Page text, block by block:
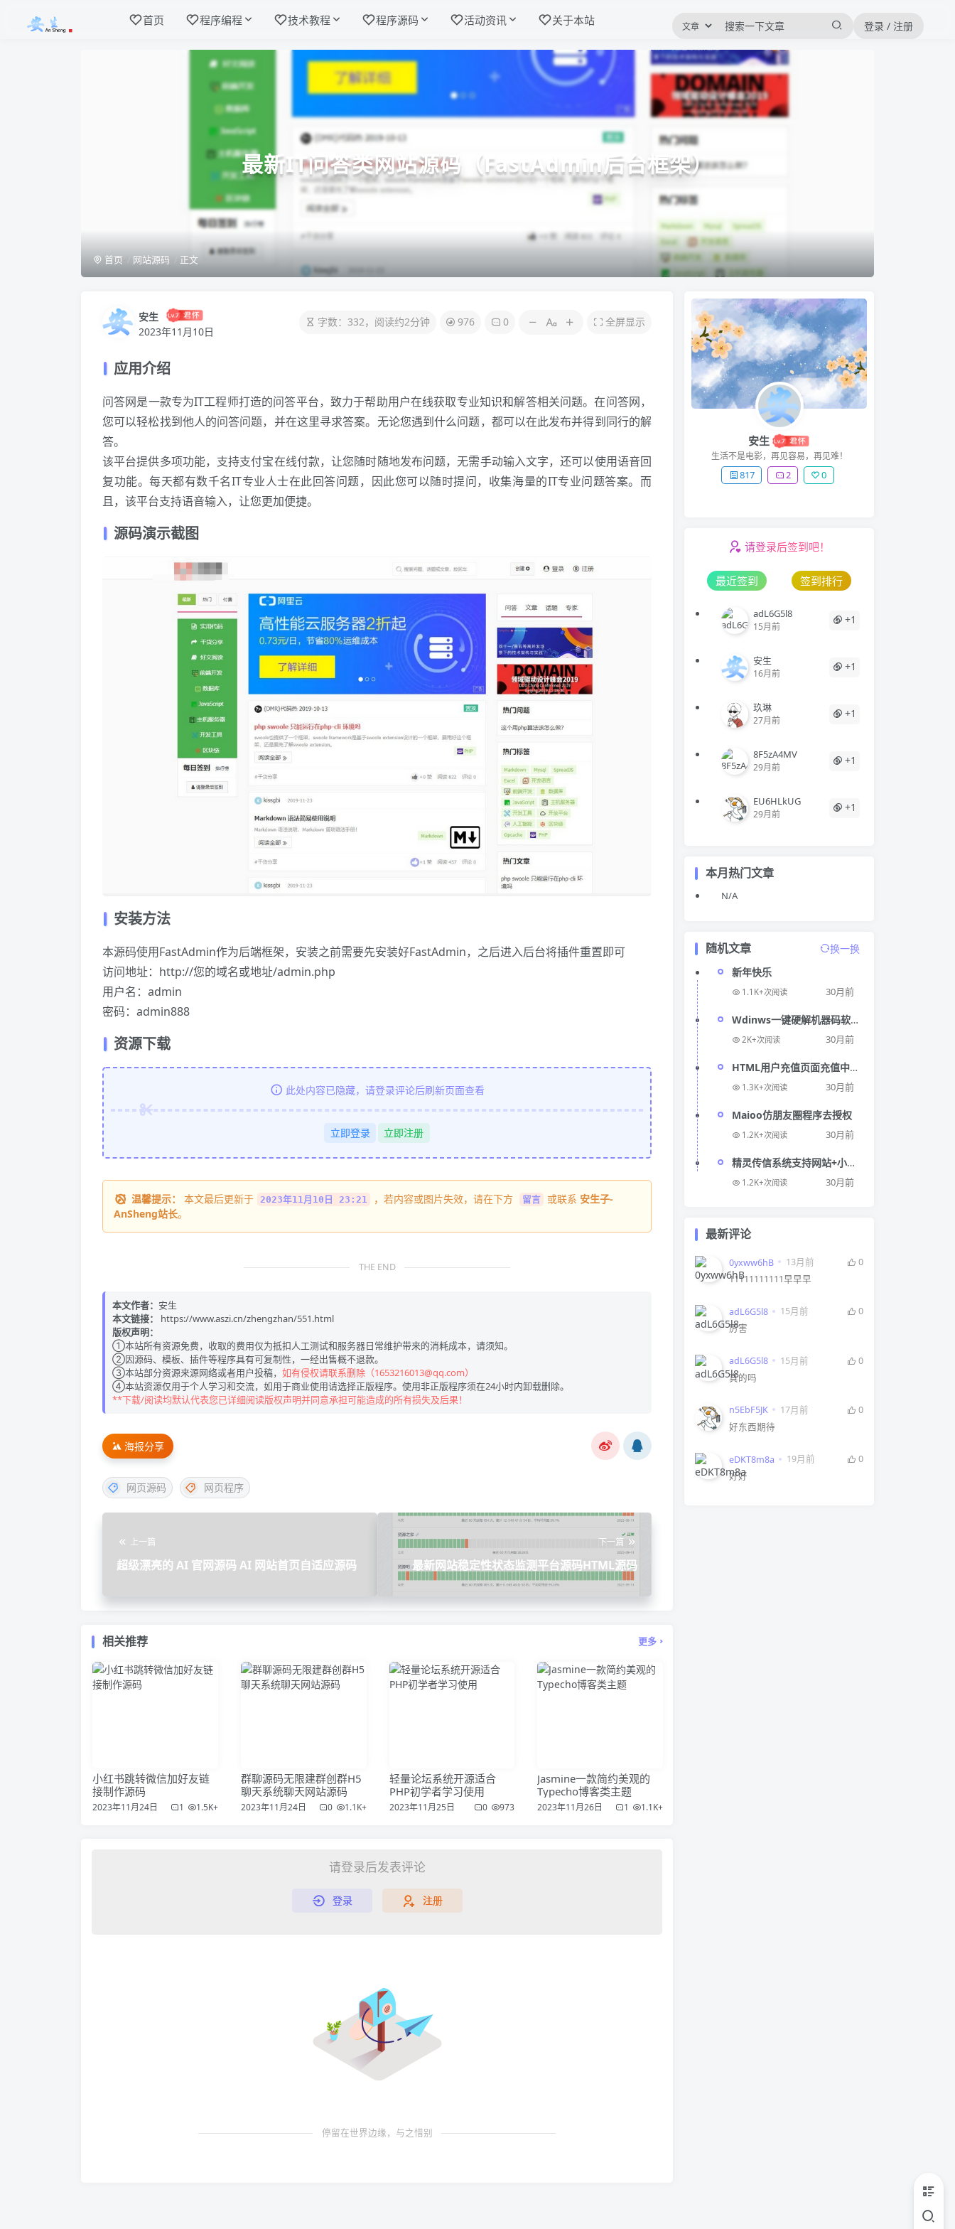
首页 程序编程 技术教程 程序源码 活动资讯 关于本站 登录 / 注册
最新IT问答类网站源码（FastAdmin后台框架）
首页 网站源码 正文
安生
2023年11月10日
字数：332，阅读约2分钟 976 0 全屏显示
应用介绍
问答网是一款专为IT工程师打造的问答平台，致力于帮助用户在线获取专业知识和解答相关问题。在问答网，
您可以轻松找到他人的问答问题，并在这里寻求答案。无论您遇到什么问题，都可以在此发布并得到同行的解
答。
该平台提供多项功能，支持支付宝在线付款，让您随时随地发布问题，无需手动输入文字，还可以使用语音回
复功能。每天都有数千名IT专业人士在此回答问题，因此您可以随时提问，收集海量的IT专业问题答案。而
且，该平台支持语音输入，让您更加便捷。
源码演示截图
安装方法
本源码使用FastAdmin作为后端框架，安装之前需要先安装好FastAdmin，之后进入后台将插件重置即可
访问地址：http://您的域名或地址/admin.php
用户名：admin
密码：admin888
资源下载
此处内容已隐藏，请登录评论后刷新页面查看
立即登录 立即注册
温馨提示： 本文最后更新于 2023年11月10日 23:21 ，若内容或图片失效，请在下方 留言 或联系 安生子-
AnSheng站长。
THE END
本文作者： 安生
本文链接：
https://www.aszi.cn/zhengzhan/551.html
版权声明：
①本站所有资源免费，收取的费用仅为抵扣人工测试和服务器日常维护带来的消耗成本，请须知。
②因源码、模板、插件等程序具有可复制性，一经出售概不退款。
③本站部分资源来源网络或者用户投稿， 如有侵权请联系删除（1653216013@qq.com）
④本站资源仅用于个人学习和交流，如用于商业使用请选择正版程序。使用非正版程序须在24小时内卸载删除。
**下载/阅读均默认代表您已详细阅读版权声明并同意承担可能造成的所有损失及后果！
海报分享
网页源码 网页程序
上一篇
超级漂亮的 AI 官网源码 AI 网站首页自适应源码
下一篇
最新网站稳定性状态监测平台源码HTML源码
相关推荐 更多
小红书跳转微信加好友链
接制作源码
2023年11月24日 1 1.5K+
群聊源码无限建群创群H5
聊天系统聊天网站源码
2023年11月24日 0 1.1K+
轻量论坛系统开源适合
PHP初学者学习使用
2023年11月25日 0 973
Jasmine一款简约美观的
Typecho博客类主题
2023年11月26日 1 1.1K+
请登录后发表评论
登录 注册
停留在世界边缘，与之惜别
安生
生活不是电影，再见容易，再见难！
817 2 0
请登录后签到吧！
最近签到 签到排行
adL6G5l8
15月前
+1
安生
16月前
+1
玖琳
27月前
+1
8F5zA4MV
29月前
+1
EU6HLkUG
29月前
+1
本月热门文章
N/A
随机文章
换一换
新年快乐
1.1K+次阅读 30月前
Wdinws一键硬解机器码软
件 2K+次阅读 30月前
HTML用户充值页面充值中心
模板1.3K+次阅读 30月前
Maioo仿朋友圈程序去授权
1.2K+次阅读 30月前
精灵传信系统支持网站+小程
序双端源码
1.2K+次阅读 30月前
最新评论
0yxww6hB 13月前
0
11111111111早早早
adL6G5l8 15月前
0
厉害
adL6G5l8 15月前
0
真的吗
n5EbF5JK 17月前
0
好东西期待
eDKT8m8a 19月前
0
好好